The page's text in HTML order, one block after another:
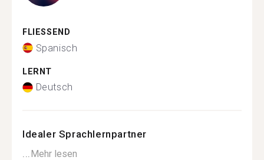
FLIESSEND
Spanisch
LERNT
Deutsch
Idealer Sprachlernpartner
...Mehr lesen